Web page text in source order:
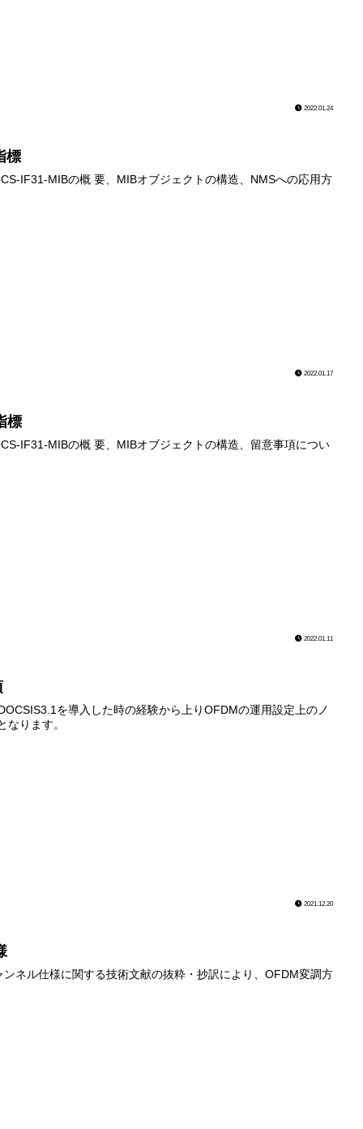
2022.01.24
標
IF31-MIBの概 要、MIBオブジェクトの構造、NMSへの応用方
2022.01.17
標
IF31-MIBの概 要、MIBオブジェクトの構造、留意事項につい
2022.01.11
を導入した時の経験から上りOFDMの運用設定上のノ
ります。
2021.12.20
ネル仕様に関する技術文献の抜粋・抄訳により、OFDM変調方